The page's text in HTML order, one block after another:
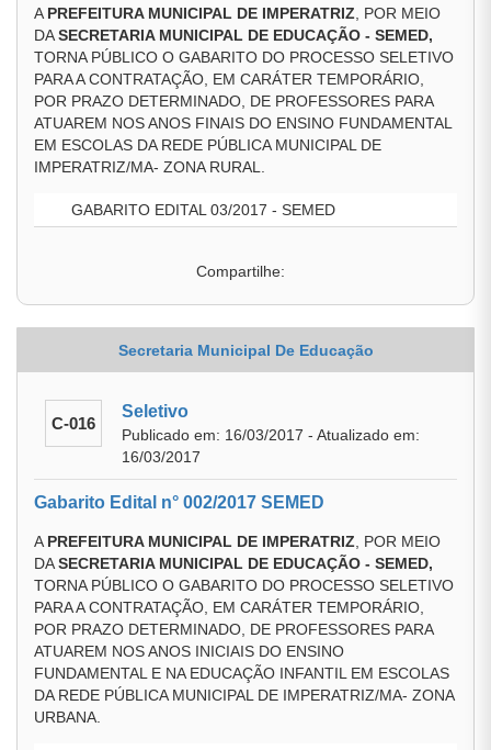
A PREFEITURA MUNICIPAL DE IMPERATRIZ , POR MEIO
DASECRETARIA MUNICIPAL DE EDUCAÇÃO - SEMED,
TORNA PÚBLICO O GABARITO DO PROCESSO SELETIVO
PARA A CONTRATAÇÃO, EM CARÁTER TEMPORÁRIO,
POR PRAZO DETERMINADO, DE PROFESSORES PARA
ATUAREM NOS ANOS FINAIS DO ENSINO FUNDAMENTAL
EM ESCOLAS DA REDE PÚBLICA MUNICIPAL DE
IMPERATRIZ/MA- ZONA RURAL.
GABARITO EDITAL 03/2017 - SEMED
Compartilhe:
Secretaria Municipal De Educação
C-016
Seletivo
Publicado em: 16/03/2017 - Atualizado em:
16/03/2017
Gabarito Edital n° 002/2017 SEMED
A PREFEITURA MUNICIPAL DE IMPERATRIZ , POR MEIO
DASECRETARIA MUNICIPAL DE EDUCAÇÃO - SEMED,
TORNA PÚBLICO O GABARITO DO PROCESSO SELETIVO
PARA A CONTRATAÇÃO, EM CARÁTER TEMPORÁRIO,
POR PRAZO DETERMINADO, DE PROFESSORES PARA
ATUAREM NOS ANOS INICIAIS DO ENSINO
FUNDAMENTAL E NA EDUCAÇÃO INFANTIL EM ESCOLAS
DA REDE PÚBLICA MUNICIPAL DE IMPERATRIZ/MA- ZONA
URBANA.